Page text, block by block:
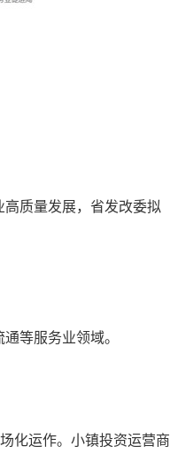
质量发展，省发改委拟
等服务业领域。
化运作。小镇投资运营商